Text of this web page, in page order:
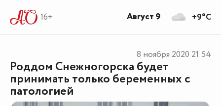
16+
Роддом Снежногорска будет
принимать только беременных с
патологией
8 ноября 2020 21:54
+9°C
Август 9